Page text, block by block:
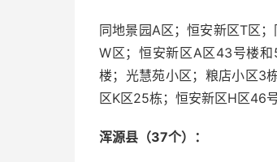
同地景园A区；恒安新区T区
W区；恒安新区A区43号楼
楼；光慧苑小区；粮店小区3
区K区25栋；恒安新区H区46号
浑源县（37个）：